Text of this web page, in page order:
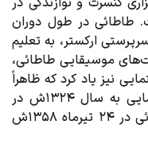
طاطائی در طول دوران
ارکستر، به تعلیم
موسیقایی طاطائی،
نیز یاد کرد که ظاهراً
نخستین حضور او در یک فیلم سینمایی به سال ۱۳۲۴ش در
کشور مصر بازمی‌گردد. حسینقلی طاطائی در ۲۴ تیرماه ۱۳۵۸ش